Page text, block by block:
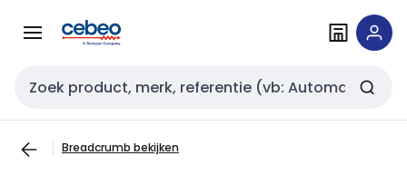
naar
naar
Zoekveld invoer
Breadcrumb bekijken